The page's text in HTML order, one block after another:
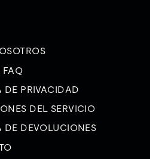
FAQ
DE PRIVACIDAD
DEL SERVICIO
DE DEVOLUCIONES